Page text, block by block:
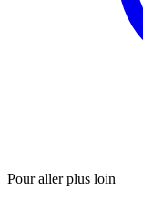
Pour aller plus loin